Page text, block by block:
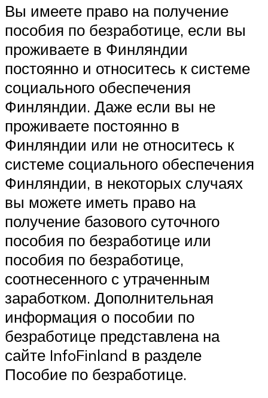
Вы имеете право на получение
пособия по безработице, если вы
проживаете в Финляндии
постоянно и относитесь к системе
социального обеспечения
Финляндии. Даже если вы не
проживаете постоянно в
Финляндии или не относитесь к
системе социального обеспечения
Финляндии, в некоторых случаях
вы можете иметь право на
получение базового суточного
пособия по безработице или
пособия по безработице,
соотнесенного с утраченным
заработком. Дополнительная
информация о пособии по
безработице представлена на
сайте InfoFinland в разделе
Пособие по безработице.